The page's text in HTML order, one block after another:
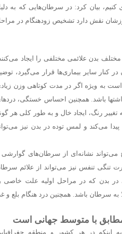
کنیم، بیان کرد: در سرطان‌هایی که به
نقش دارد تشخیص زودهنگام در
بدن علائمی مختلفی را ایجاد
کنار سایر بیماری‌ها قرار می‌گیرد،
است به ویژه اگر در مدت کوتاهی وزن
باشد. همچنین احساس خستگی،
رنگ، ایجاد خال و به طور کلی هر
می‌کند و لمس توده در بدن نیز
می‌تواند نشانه‌ای از سرطان‌های گوارشی
تنگی تنفس نیز می‌تواند از علائم
در بدن که در مراحل اولیه علت خاصی
سرطان باشد. همچنین درد هنگام بلع و
با متوسط جهانی است
اینکه در هر کشور و منطقه